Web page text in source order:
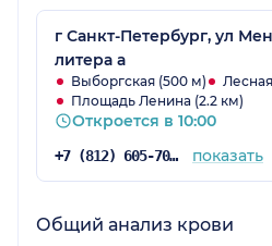
г Санкт-Петербург, ул
литера а
Выборгская (500 м)
Площадь Ленина (2.2 км)
Откроется в 10:00
+7 (812) 605-70-83 показать
Общий анализ крови